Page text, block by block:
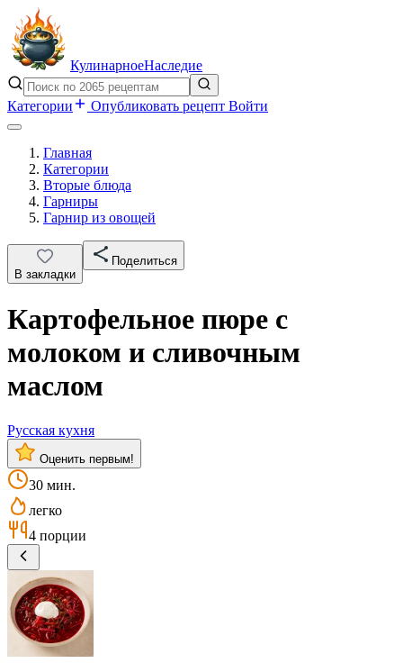
КулинарноеНаследие
Категории Опубликовать рецепт Войти
Главная
Категории
Вторые блюда
Гарниры
Гарнир из овощей
В закладки
Поделиться
Картофельное пюре с
молоком и сливочным
маслом
Русская кухня
Оценить первым!
30 мин.
легко
4 порции